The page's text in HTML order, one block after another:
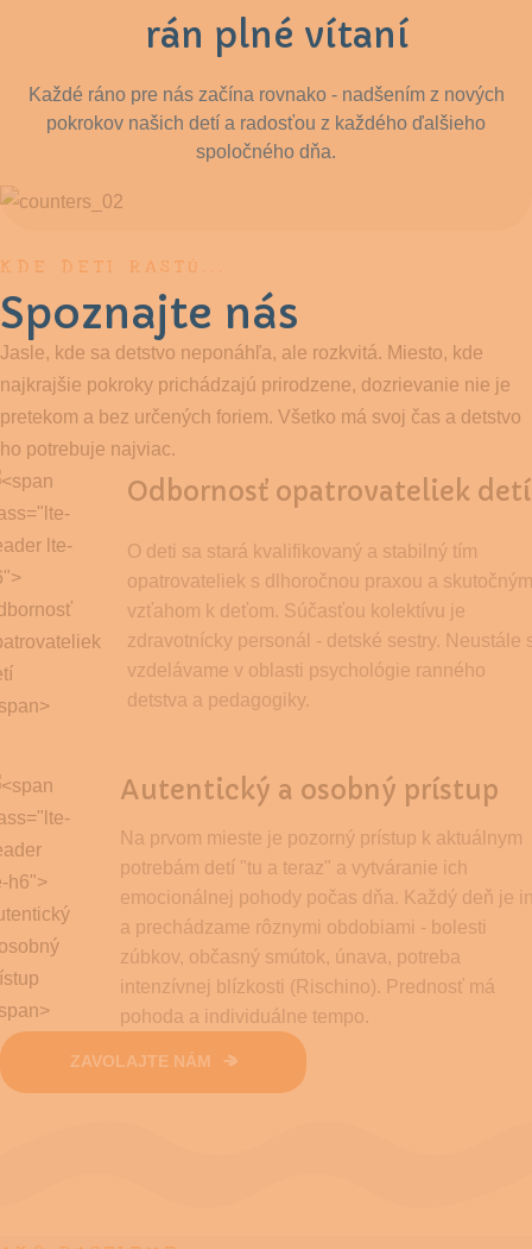
rán plné vítaní
Každé ráno pre nás začína rovnako - nadšením z nových
pokrokov našich detí a radosťou z každého ďalšieho
spoločného dňa.
KDE DETI RASTÚ...
Spoznajte nás
Jasle, kde sa detstvo neponáhľa, ale rozkvitá. Miesto, kde
najkrajšie pokroky prichádzajú prirodzene, dozrievanie nie je
pretekom a bez určených foriem. Všetko má svoj čas a detstvo
ho potrebuje najviac.
Odbornosť opatrovateliek detí
O deti sa stará kvalifikovaný a stabilný tím
opatrovateliek s dlhoročnou praxou a skutočným
vzťahom k deťom. Súčasťou kolektívu je
zdravotnícky personál - detské sestry. Neustále
vzdelávame v oblasti psychológie ranného
detstva a pedagogiky.
Autentický a osobný prístup
Na prvom mieste je pozorný prístup k aktuálnym
potrebám detí "tu a teraz" a vytváranie ich
emocionálnej pohody počas dňa. Každý deň je
a prechádzame rôznymi obdobiami - bolesti
zúbkov, občasný smútok, únava, potreba
intenzívnej blízkosti (Rischino). Prednosť má
pohoda a individuálne tempo.
ZAVOLAJTE NÁM